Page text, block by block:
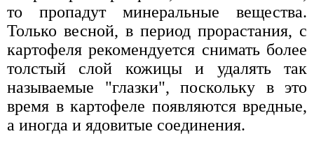
то пропадут минеральные вещества.
Только весной, в период прорастания, с
картофеля рекомендуется снимать более
толстый слой кожицы и удалять так
называемые "глазки", поскольку в это
время в картофеле появляются вредные,
а иногда и ядовитые соединения.